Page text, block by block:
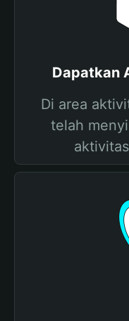
Dapatkan
Di area
telah